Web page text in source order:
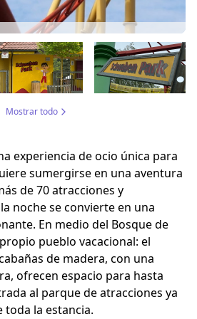
experiencia de ocio única para
sumergirse en una aventura
de 70 atracciones y
noche se convierte en una
En medio del Bosque de
pueblo vacacional: el
de madera, con una
ofrecen espacio para hasta
al parque de atracciones ya
la estancia.
Mostrar todo